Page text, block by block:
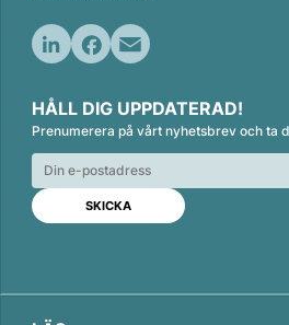
n
k
e
d
n
c
e
b
o
o
k
a
i
l
HÅLL DIG UPPDATERAD!
Prenumerera på vårt nyhetsbrev och ta